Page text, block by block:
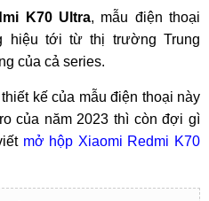
K70 Ultra, mẫu điện thoại
hiệu tới từ thị trường Trung
của cả series.
kế của mẫu điện thoại này
của năm 2023 thì còn đợi gì
mở hộp Xiaomi Redmi K70